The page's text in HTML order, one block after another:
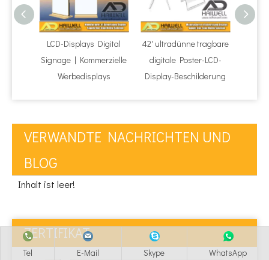
LCD-Displays Digital
Signage | Kommerzielle
Werbedisplays
42' ultradünne tragbare
digitale Poster-LCD-
Display-Beschilderung
VERWANDTE NACHRICHTEN UND
BLOG
Inhalt ist leer!
ZERTIFIKAT
Tel E-Mail Skype WhatsApp